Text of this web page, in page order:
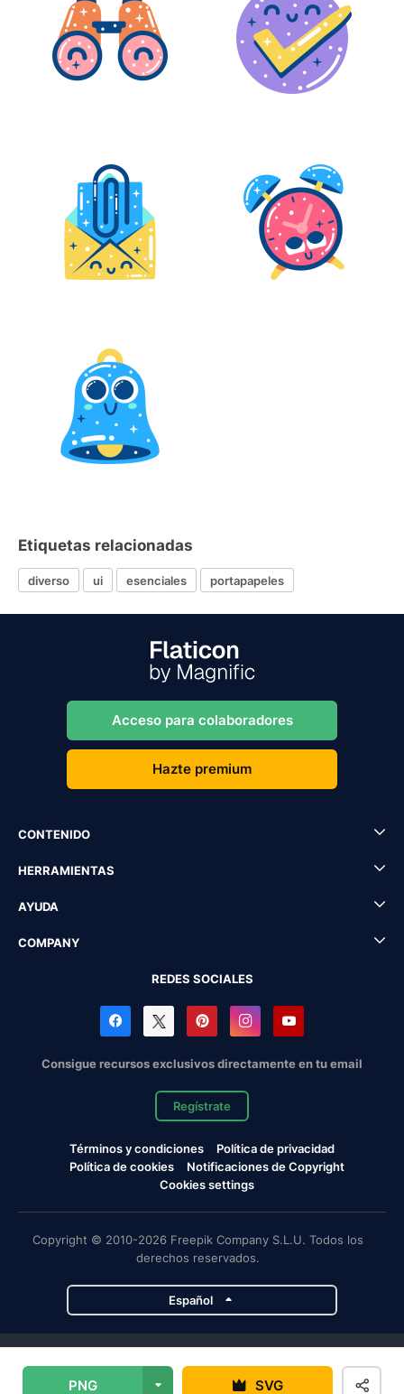
PNG SVG
Etiquetas relacionadas
diverso ui esenciales portapapeles
Acceso para colaboradores
Hazte premium
CONTENIDO
HERRAMIENTAS
AYUDA
COMPANY
REDES SOCIALES
Consigue recursos exclusivos directamente en tu email
Regístrate
Términos y condiciones
Política de privacidad
Política de cookies
Notificaciones de Copyright
Cookies settings
Copyright © 2010-2026 Freepik Company S.L.U. Todos los
derechos reservados.
Español